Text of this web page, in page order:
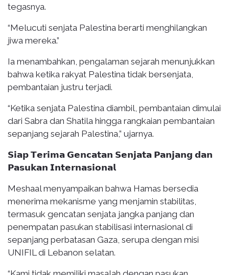
tegasnya.
“Melucuti senjata Palestina berarti menghilangkan
jiwa mereka.”
Ia menambahkan, pengalaman sejarah menunjukkan
bahwa ketika rakyat Palestina tidak bersenjata,
pembantaian justru terjadi.
“Ketika senjata Palestina diambil, pembantaian dimulai
dari Sabra dan Shatila hingga rangkaian pembantaian
sepanjang sejarah Palestina,” ujarnya.
𝗦𝗶𝗮𝗽 𝗧𝗲𝗿𝗶𝗺𝗮 𝗚𝗲𝗻𝗰𝗮𝘁𝗮𝗻 𝗦𝗲𝗻𝗷𝗮𝘁𝗮 𝗣𝗮𝗻𝗷𝗮𝗻𝗴 𝗱𝗮𝗻
𝗣𝗮𝘀𝘂𝗸𝗮𝗻 𝗜𝗻𝘁𝗲𝗿𝗻𝗮𝘀𝗶𝗼𝗻𝗮𝗹
Meshaal menyampaikan bahwa Hamas bersedia
menerima mekanisme yang menjamin stabilitas,
termasuk gencatan senjata jangka panjang dan
penempatan pasukan stabilisasi internasional di
sepanjang perbatasan Gaza, serupa dengan misi
UNIFIL di Lebanon selatan.